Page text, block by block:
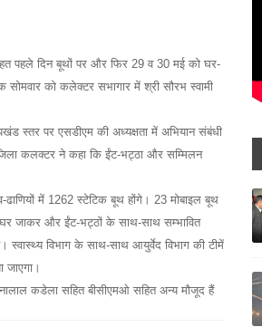
पहले दिन बूथों पर और फिर 29 व 30 मई को घर-
को कलेक्टर सभागार में श्री सौरभ स्वामी
स्तर पर एसडीएम की अध्यक्षता में अभियान संबंधी
कलक्टर ने कहा कि ईंट-भट्ठा और सम्मिलन
ढाणियों में 1262 स्टेटिक बूथ होंगे। 23 मोबाइल बूथ
घर जाकर और ईंट-भट्ठों के साथ-साथ सम्भावित
स्वास्थ्य विभाग के साथ-साथ आयुर्वेद विभाग की टीमें
जाएगा।
कडेला सहित बीसीएमओ सहित अन्य मौजूद हैं